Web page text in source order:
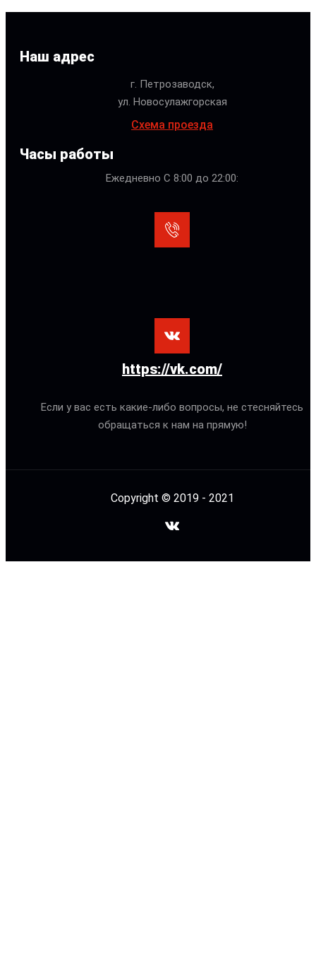
Наш адрес
г. Петрозаводск,
ул. Новосулажгорская
Схема проезда
Часы работы
Ежедневно С 8:00 до 22:00:
https://vk.com/
Если у вас есть какие-либо вопросы, не стесняйтесь
обращаться к нам на прямую!
Copyright © 2019 - 2021